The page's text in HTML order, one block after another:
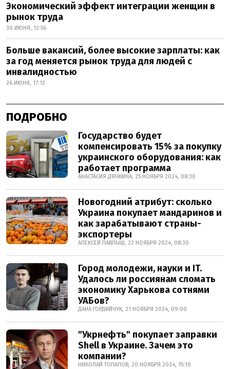
Экономический эффект интеграции женщин в
рынок труда
30 ИЮНЯ, 12:56
Больше вакансий, более высокие зарплаты: как
за год меняется рынок труда для людей с
инвалидностью
26 ИЮНЯ, 17:12
ПОДРОБНО
Государство будет
компенсировать 15% за покупку
украинского оборудования: как
работает программа
АНАСТАСИЯ ДЯЧКИНА, 25 НОЯБРЯ 2024, 08:30
Новогодний атрибут: сколько
Украина покупает мандаринов и
как зарабатывают страны-
экспортеры
АЛЕКСЕЙ ПАВЛЫШ, 22 НОЯБРЯ 2024, 08:30
Город молодежи, науки и IT.
Удалось ли россиянам сломать
экономику Харькова сотнями
УАБов?
ДАНА ГОРДИЙЧУК, 21 НОЯБРЯ 2024, 09:00
"Укрнефть" покупает заправки
Shell в Украине. Зачем это
компании?
НИКОЛАЙ ТОПАЛОВ, 20 НОЯБРЯ 2024, 15:10